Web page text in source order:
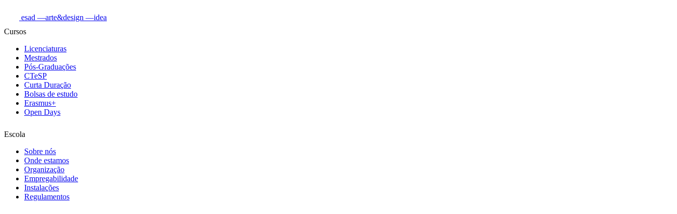
esad —arte&design —idea
Cursos
Licenciaturas
Mestrados
Pós-Graduações
CTeSP
Curta Duração
Bolsas de estudo
Erasmus+
Open Days
Escola
Sobre nós
Onde estamos
Organização
Empregabilidade
Instalações
Regulamentos